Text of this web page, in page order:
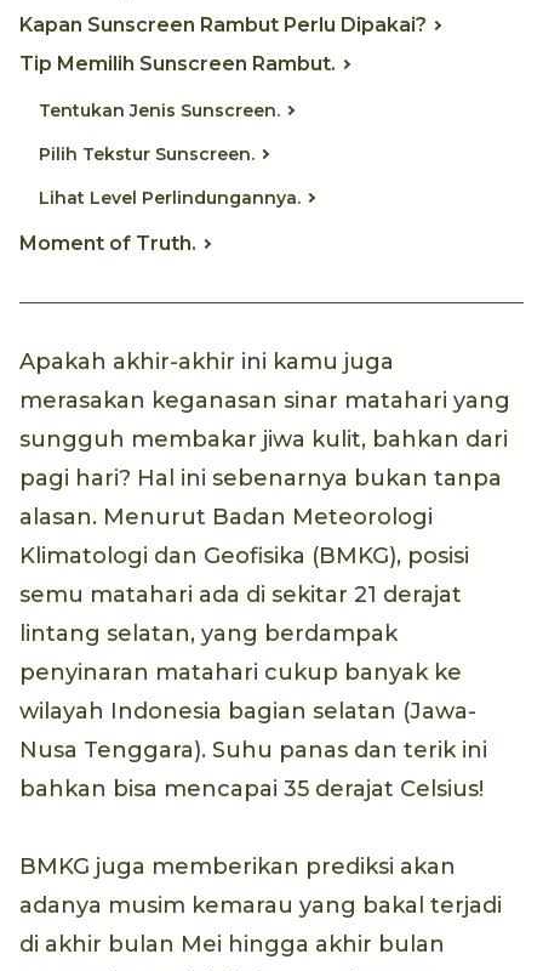
Kapan Sunscreen Rambut Perlu Dipakai?
Tip Memilih Sunscreen Rambut.
Tentukan Jenis Sunscreen.
Pilih Tekstur Sunscreen.
Lihat Level Perlindungannya.
Moment of Truth.
Apakah akhir-akhir ini kamu juga
merasakan keganasan sinar matahari yang
sungguh membakar jiwa kulit, bahkan dari
pagi hari? Hal ini sebenarnya bukan tanpa
alasan. Menurut Badan Meteorologi
Klimatologi dan Geofisika (BMKG), posisi
semu matahari ada di sekitar 21 derajat
lintang selatan, yang berdampak
penyinaran matahari cukup banyak ke
wilayah Indonesia bagian selatan (Jawa-
Nusa Tenggara). Suhu panas dan terik ini
bahkan bisa mencapai 35 derajat Celsius!
BMKG juga memberikan prediksi akan
adanya musim kemarau yang bakal terjadi
di akhir bulan Mei hingga akhir bulan